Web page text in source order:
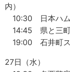
内）
10:30 日本ハ
14:45 県と三町
19:00 石井町ス
27日（水）